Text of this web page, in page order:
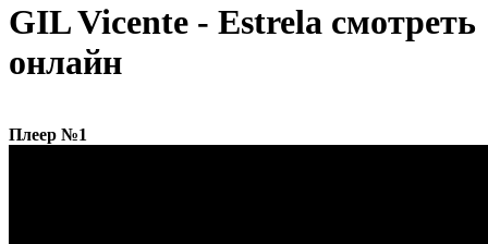
GIL Vicente - Estrela смотреть
онлайн
Плеер №1